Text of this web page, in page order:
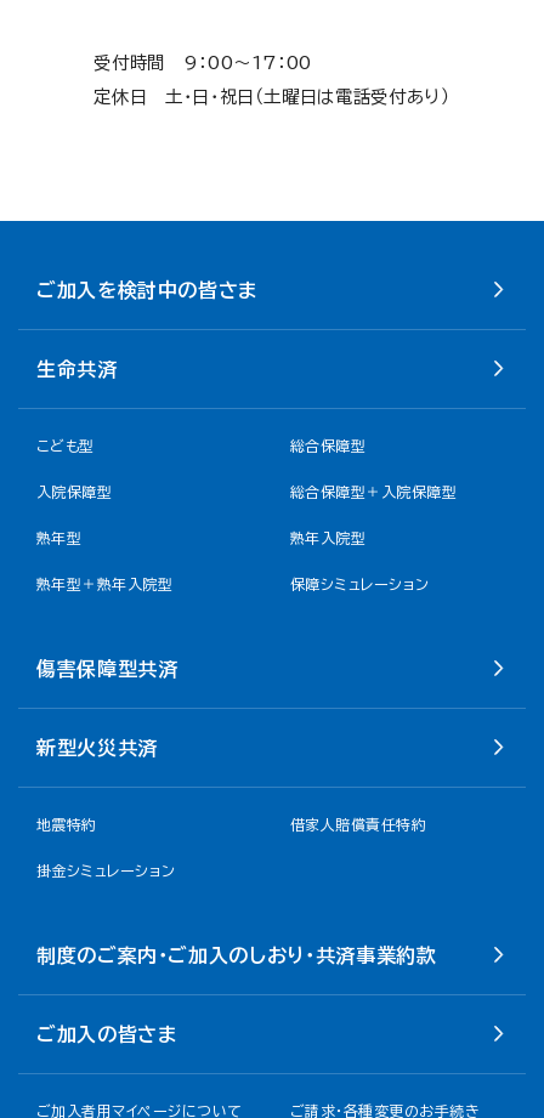
受付時間 9：00～17：00
定休日 土・日・祝日（土曜日は電話受付あり）
ご加入を検討中の皆さま
生命共済
こども型 総合保障型
入院保障型 総合保障型＋入院保障型
熟年型 熟年入院型
熟年型＋熟年入院型 保障シミュレーション
傷害保障型共済
新型火災共済
地震特約 借家人賠償責任特約
掛金シミュレーション
制度のご案内・ご加入のしおり・共済事業約款
ご加入の皆さま
ご加入者用マイページについて ご請求・各種変更のお手続き